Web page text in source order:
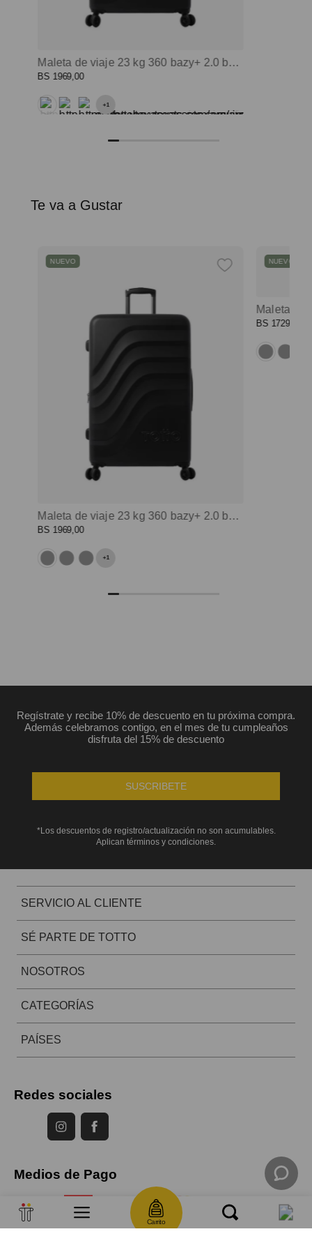
Carrito
Maleta de viaje 23 kg 360 bazy+ 2.0 bodega negro color: negro
BS 1969,00
+1
Te va a Gustar
Maleta de viaje 23 kg 360 bazy+ 2.0 bodega negro color: negro
NUEVO
BS 1969, 00
+1
NUEVO
BS 1729
Regístrate y recibe 10% de descuento en tu próxima compra.
Además celebramos contigo, en el mes de tu cumpleaños
disfruta del 15% de descuento
SUSCRIBETE
*Los descuentos de registro/actualización no son acumulables.
Aplican términos y condiciones.
SERVICIO AL CLIENTE
SÉ PARTE DE TOTTO
NOSOTROS
CATEGORÍAS
PAÍSES
Redes sociales
Medios de Pago